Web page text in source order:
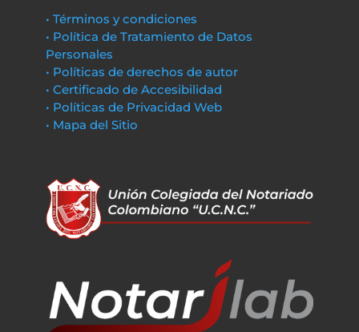
• Términos y condiciones
• Política de Tratamiento de Datos
Personales
• Políticas de derechos de autor
• Certificado de Accesibilidad
• Políticas de Privacidad Web
• Mapa del Sitio